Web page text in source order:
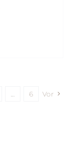
… 6 Vor